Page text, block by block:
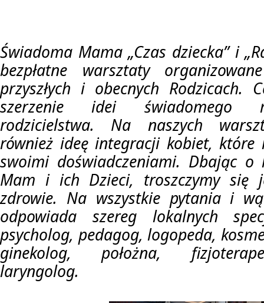
Świadoma Mama „Czas dziecka” i
bezpłatne warsztaty
przyszłych i obecnych Rodzicach.
szerzenie idei świadomego
rodzicielstwa. Na naszych
również ideę integracji kobiet, które
swoimi doświadczeniami. Dbając
Mam i ich Dzieci, troszczymy się
zdrowie. Na wszystkie pytania i
odpowiada szereg lokalnych
psycholog, pedagog, logopeda,
ginekolog, położna,
laryngolog.